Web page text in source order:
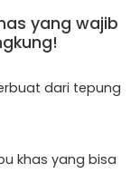
yang wajib
dari tepung
khas yang bisa